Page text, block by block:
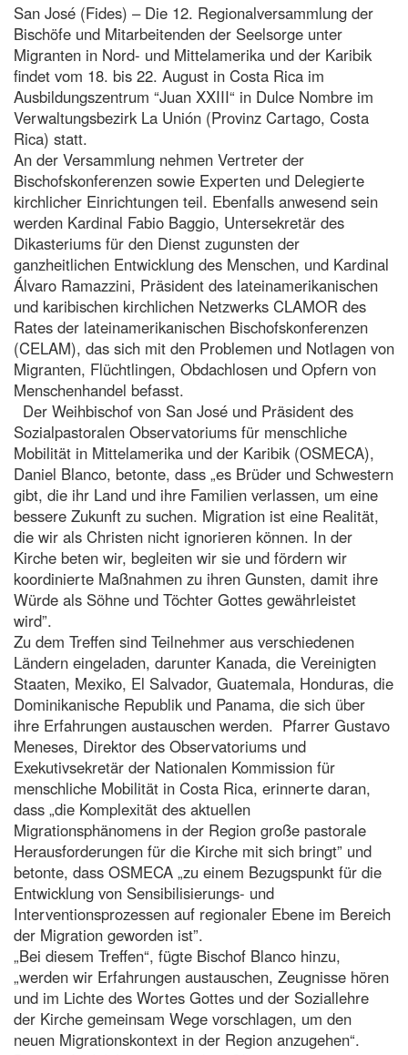
San José (Fides) – Die 12. Regionalversammlung der
Bischöfe und Mitarbeitenden der Seelsorge unter
Migranten in Nord- und Mittelamerika und der Karibik
findet vom 18. bis 22. August in Costa Rica im
Ausbildungszentrum “Juan XXIII“ in Dulce Nombre im
Verwaltungsbezirk La Unión (Provinz Cartago, Costa
Rica) statt.
An der Versammlung nehmen Vertreter der
Bischofskonferenzen sowie Experten und Delegierte
kirchlicher Einrichtungen teil. Ebenfalls anwesend sein
werden Kardinal Fabio Baggio, Untersekretär des
Dikasteriums für den Dienst zugunsten der
ganzheitlichen Entwicklung des Menschen, und Kardinal
Álvaro Ramazzini, Präsident des lateinamerikanischen
und karibischen kirchlichen Netzwerks CLAMOR des
Rates der lateinamerikanischen Bischofskonferenzen
(CELAM), das sich mit den Problemen und Notlagen von
Migranten, Flüchtlingen, Obdachlosen und Opfern von
Menschenhandel befasst.
Der Weihbischof von San José und Präsident des
Sozialpastoralen Observatoriums für menschliche
Mobilität in Mittelamerika und der Karibik (OSMECA),
Daniel Blanco, betonte, dass „es Brüder und Schwestern
gibt, die ihr Land und ihre Familien verlassen, um eine
bessere Zukunft zu suchen. Migration ist eine Realität,
die wir als Christen nicht ignorieren können. In der
Kirche beten wir, begleiten wir sie und fördern wir
koordinierte Maßnahmen zu ihren Gunsten, damit ihre
Würde als Söhne und Töchter Gottes gewährleistet
wird”.
Zu dem Treffen sind Teilnehmer aus verschiedenen
Ländern eingeladen, darunter Kanada, die Vereinigten
Staaten, Mexiko, El Salvador, Guatemala, Honduras, die
Dominikanische Republik und Panama, die sich über
ihre Erfahrungen austauschen werden. Pfarrer Gustavo
Meneses, Direktor des Observatoriums und
Exekutivsekretär der Nationalen Kommission für
menschliche Mobilität in Costa Rica, erinnerte daran,
dass „die Komplexität des aktuellen
Migrationsphänomens in der Region große pastorale
Herausforderungen für die Kirche mit sich bringt” und
betonte, dass OSMECA „zu einem Bezugspunkt für die
Entwicklung von Sensibilisierungs- und
Interventionsprozessen auf regionaler Ebene im Bereich
der Migration geworden ist”.
„Bei diesem Treffen“, fügte Bischof Blanco hinzu,
„werden wir Erfahrungen austauschen, Zeugnisse hören
und im Lichte des Wortes Gottes und der Soziallehre
der Kirche gemeinsam Wege vorschlagen, um den
neuen Migrationskontext in der Region anzugehen“.